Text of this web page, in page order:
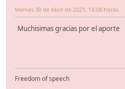
Viernes 30 de Abril de 2021. 18:08 horas.
Muchisimas gracias por el aporte
Freedom of speech